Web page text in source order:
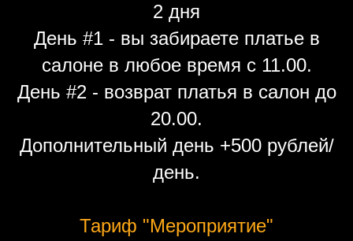
2 дня
День #1 - вы забираете платье в
салоне в любое время с 11.00.
День #2 - возврат платья в салон до
20.00.
Дополнительный день +500 рублей/
день.
Тариф "Мероприятие"